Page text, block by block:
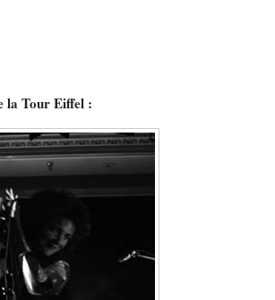
la Tour Eiffel :